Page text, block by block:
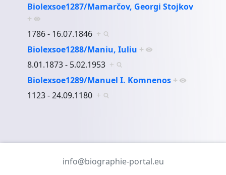
Biolexsoe1287/Mamarčov, Georgi Stojkov
+
1786 - 16.07.1846 +
Biolexsoe1288/Maniu, Iuliu +
8.01.1873 - 5.02.1953 +
Biolexsoe1289/Manuel I. Komnenos +
1123 - 24.09.1180 +
info@biographie-portal.eu